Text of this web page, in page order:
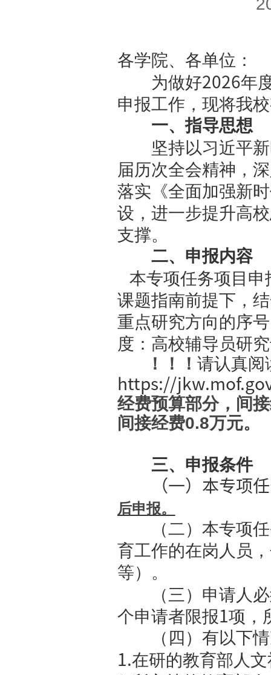
南京大
各学院、
为做好
一、
坚持以习
届历次全
落实《全
设，进一
支撑。
二、
本专项
课题指南
重点研究
度：高校
！！！
https://
经费预算
间接经费